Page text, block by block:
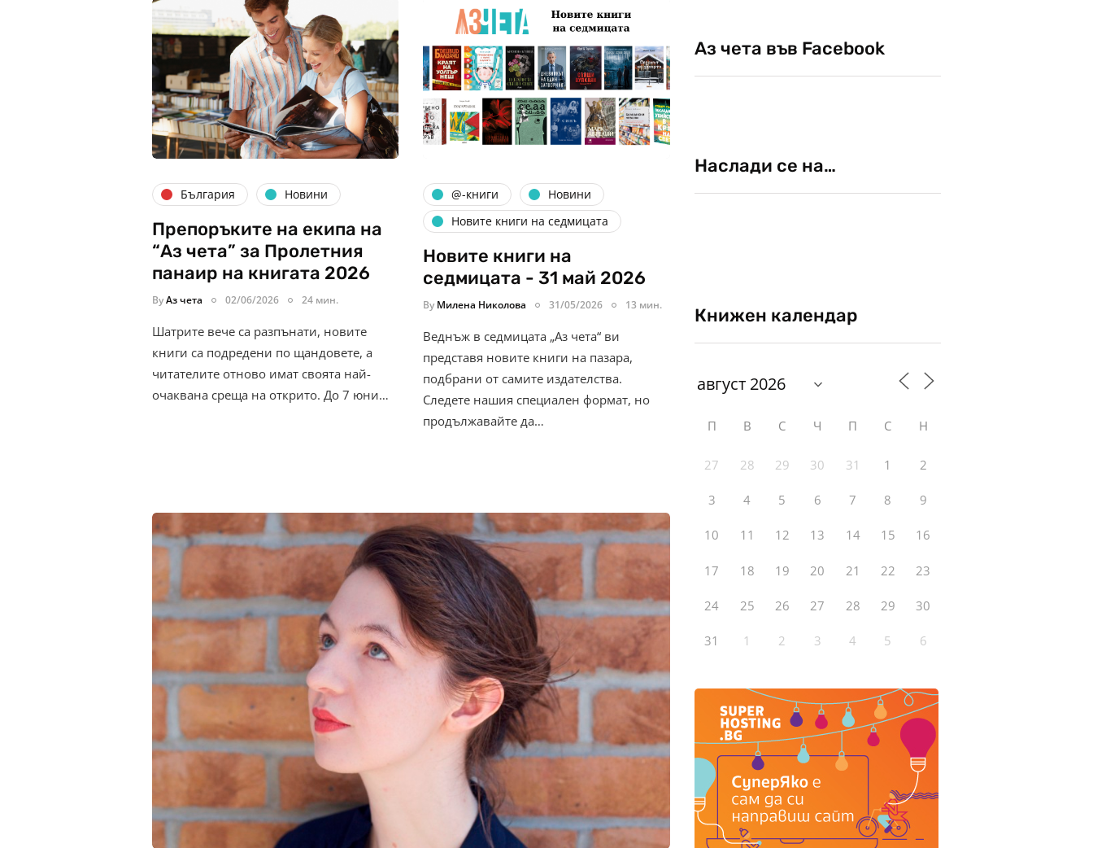
България Новини
Препоръките на екипа на
“Аз чета” за Пролетния
панаир на книгата 2026
ByАз чета 02/06/2026 24 мин.
Шатрите вече са разпънати, новите
книги са подредени по щандовете, а
читателите отново имат своята най-
очаквана среща на открито. До 7 юни…
@-книги
Новини
Новите книги на седмицата
Новите книги на
седмицата - 31 май 2026
By Милена Николова 31/05/2026 13 мин.
Веднъж в седмицата „Аз чета“ ви
представя новите книги на пазара,
подбрани от самите издателства.
Следете нашия специален формат, но
продължавайте да…
Аз чета във Facebook
Наслади се на…
Книжен календар
П В С Ч П С Н
27 28 29 30 31 1 2
3 4 5 6 7 8 9
10 11 12 13 14 15 16
17 18 19 20 21 22 23
24 25 26 27 28 29 30
31 1 2 3 4 5 6